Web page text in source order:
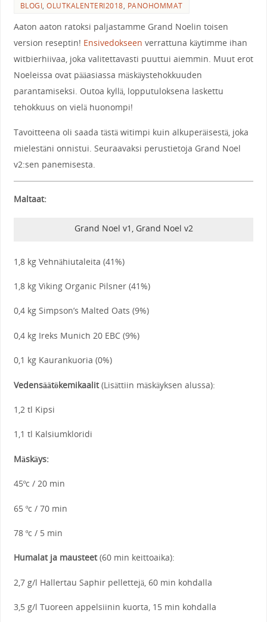
BLOGI,OLUTKALENTERI2018, PANOHOMMAT
Aaton aaton ratoksi paljastamme Grand Noelin toisen
version reseptin! Ensivedokseen verrattuna käytimme ihan
witbierhiivaa, joka valitettavasti puuttui aiemmin. Muut erot
Noeleissa ovat pääasiassa mäskäystehokkuuden
parantamiseksi. Outoa kyllä, lopputuloksena laskettu
tehokkuus on vielä huonompi!
Tavoitteena oli saada tästä witimpi kuin alkuperäisestä, joka
mielestäni onnistui. Seuraavaksi perustietoja Grand Noel
v2:sen panemisesta.
Maltaat:
Grand Noel v1, Grand Noel v2
1,8 kg Vehnähiutaleita (41%)
1,8 kg Viking Organic Pilsner (41%)
0,4 kg Simpson’s Malted Oats (9%)
0,4 kg Ireks Munich 20 EBC (9%)
0,1 kg Kaurankuoria (0%)
Vedensäätökemikaalit(Lisättiin mäskäyksen alussa):
1,2 tl Kipsi
1,1 tl Kalsiumkloridi
Mäskäys:
45ºc / 20 min
65 ºc / 70 min
78 ºc / 5 min
Humalat ja mausteet(60 min keittoaika):
2,7 g/l Hallertau Saphir pellettejä, 60 min kohdalla
3,5 g/l Tuoreen appelsiinin kuorta, 15 min kohdalla